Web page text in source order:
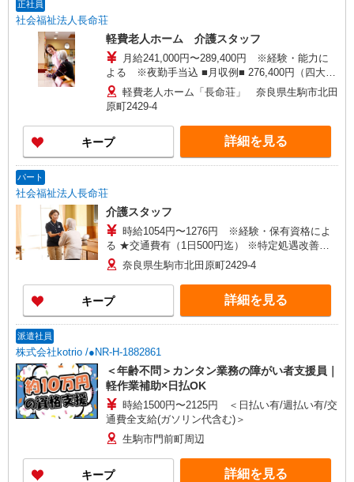
円、（子ども1人）月額5500円 ・通勤手当：月額
上限20000円（距離による）
正社員
社会福祉法人長命荘
軽費老人ホーム 介護スタッフ
月給241,000円〜289,400円 ※経験・能力に
よる ※夜勤手当込 ■月収例■ 276,400円（四大
卒・介護福祉士資格）の場合 基本給190,400円＋
特殊業務手当＋資格手当＋夜勤手当（5回分）＋給
与特別改善手当＋処遇改善支援手当 ☆支給要件に
該当の場合、上記に加え手当支給 ・住宅手当：月
額上限26000円 （賃貸住宅本人名義の場合、家賃
に応じ支給。家賃53000円/月以上は上限額） ・扶
月額5500円 ・通勤手当：月額上限20000円（距離
による）
軽費老人ホーム「長命荘」 奈良県生駒市北田
原町2429-4
キープ 詳細を見る
パート
社会福祉法人長命荘
介護スタッフ
時給1054円〜1276円 ※経験・保有資格によ
る ★交通費有（1日500円迄） ※特定処遇改善手
当支給有
奈良県生駒市北田原町2429-4
キープ 詳細を見る
派遣社員
株式会社kotrio /●NR-H-1882861
＜年齢不問＞カンタン業務の障がい者支援員｜
軽作業補助×日払OK
時給1500円〜2125円 ＜日払い有/週払い有/交
通費全支給(ガソリン代含む)＞
生駒市門前町周辺
キープ 詳細を見る